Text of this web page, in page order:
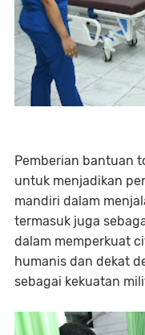
Pemberian bantuan
untuk menjadikan
mandiri dalam
termasuk juga
dalam memperkuat
humanis dan dekat
sebagai kekuatan